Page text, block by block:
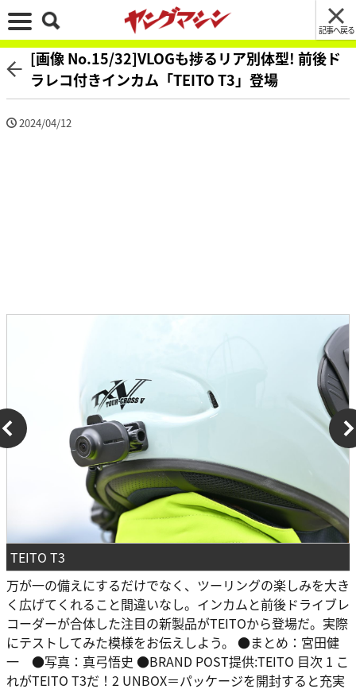
記事へ戻る
[画像 No.15/32]VLOGも捗るリア別体型! 前後ド
ラレコ付きインカム「TEITO T3」登場
2024/04/12
TEITO T3
万が一の備えにするだけでなく、ツーリングの楽しみを大き
く広げてくれること間違いなし。インカムと前後ドライブレ
コーダーが合体した注目の新製品がTEITOから登場だ。実際
にテストしてみた模様をお伝えしよう。 ●まとめ：宮田健
一 ●写真：真弓悟史 ●BRAND POST提供:TEITO 目次 1 こ
れがTEITO T3だ！2 UNBOX＝パッケージを開封すると充実